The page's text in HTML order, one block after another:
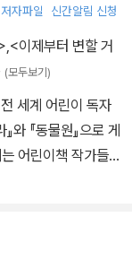
저자파일 신간알림 신청
,<이제부터 변할 거
(모두보기)
세계 어린이 독자
어린이책 작가들에